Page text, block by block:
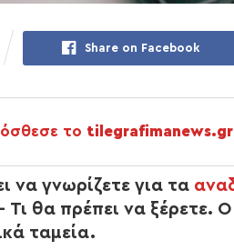
Share on Facebook
το tilegrafimanews.gr
να γνωρίζετε για τα
Τι θα πρέπει να ξέρετε.
ταμεία.